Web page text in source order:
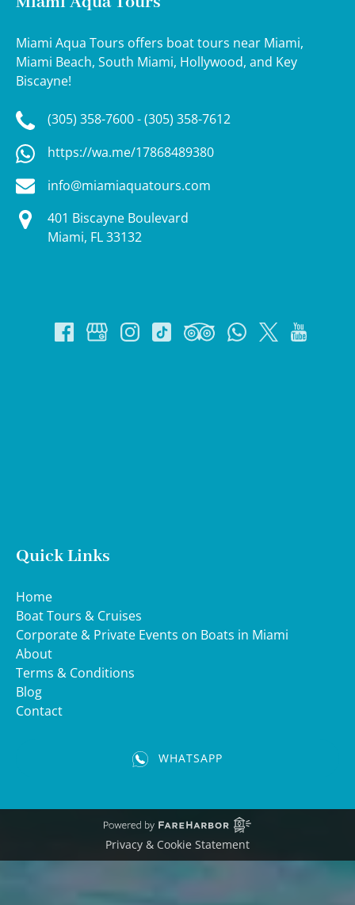
Miami Aqua Tours offers boat tours near Miami,
Miami Beach, South Miami, Hollywood, and Key
Biscayne!
(305) 358-7600 - (305) 358-7612
https://wa.me/17868489380
info@miamiaquatours.com
401 Biscayne Boulevard
Miami, FL 33132
Quick Links
Home
Boat Tours & Cruises
Corporate & Private Events on Boats in Miami
About
Terms & Conditions
Blog
Contact
WHATSAPP
in
new
window)
Privacy & Cookie Statement